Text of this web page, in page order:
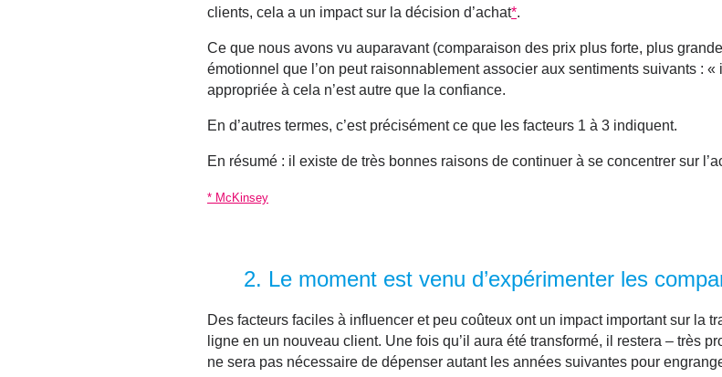
clients, cela a un impact sur la décision d’achat*.
Ce que nous avons vu auparavant (comparaison des prix plus forte, plus
émotionnel que l’on peut raisonnablement associer aux sentiments suivants :
appropriée à cela n’est autre que la confiance.
En d’autres termes, c’est précisément ce que les facteurs 1 à 3 indiquent.
En résumé : il existe de très bonnes raisons de continuer à se concentrer sur
* McKinsey
2. Le moment est venu d’expérimenter les
Des facteurs faciles à influencer et peu coûteux ont un impact important sur la
ligne en un nouveau client. Une fois qu’il aura été transformé, il restera – très
ne sera pas nécessaire de dépenser autant les années suivantes pour